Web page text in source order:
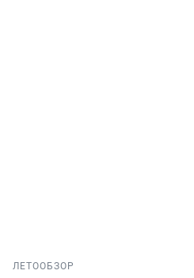
ЛЕТООБЗОР